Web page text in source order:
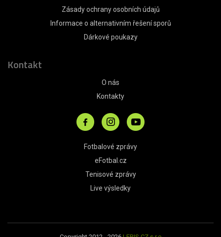
Zásady ochrany osobních údajů
Informace o alternativním řešení sporů
Dárkové poukazy
Kontakt
O nás
Kontakty
Fotbalové zprávy
eFotbal.cz
Tenisové zprávy
Live výsledky